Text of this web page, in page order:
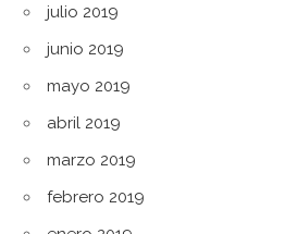
julio 2019
junio 2019
mayo 2019
abril 2019
marzo 2019
febrero 2019